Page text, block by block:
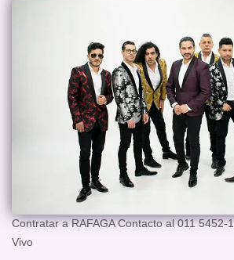
Contratar a RAFAGA Contacto al 011 5452-
Vivo